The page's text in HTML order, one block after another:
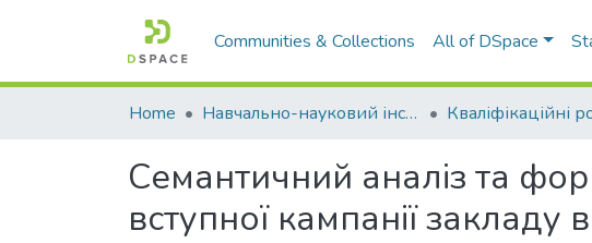
Communities & Collections All of DSpace
Home Навчально-науковий інститут економіки, управління, права та інформаційних технологій
Семантичний аналіз та
вступної кампанії закладу